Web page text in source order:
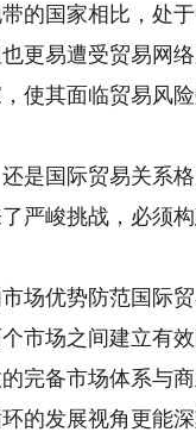
的国家相比，处
更易遭受贸易网
使其面临贸易风险
国际贸易关系格
严峻挑战，必须
优势防范国际贸
市场之间建立有
完备市场体系与
的发展视角更能